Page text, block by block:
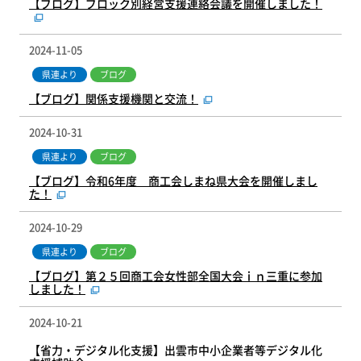
2024-11-05
県連より ブログ
【ブログ】関係支援機関と交流！
2024-10-31
県連より ブログ
【ブログ】令和6年度 商工会しまね県大会を開催しまし
た！
2024-10-29
県連より ブログ
【ブログ】第２５回商工会女性部全国大会ｉｎ三重に参加
しました！
2024-10-21
【省力・デジタル化支援】出雲市中小企業者等デジタル化